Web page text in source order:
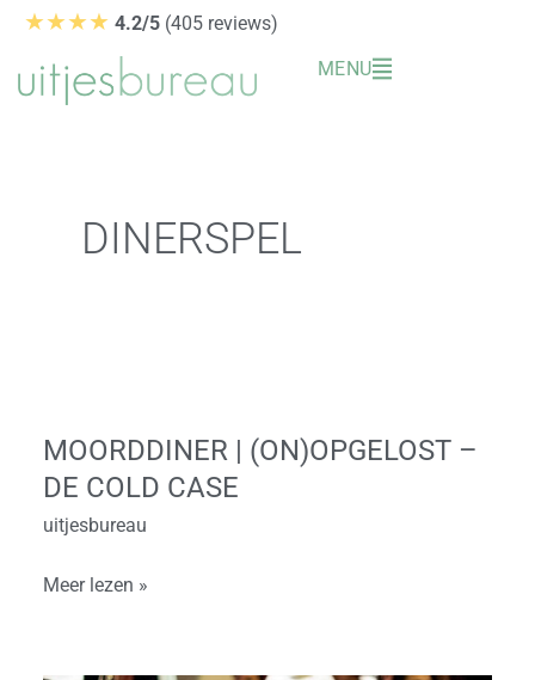
de
★★★★ 4.2/5 (405 reviews)
MENU
DINERSPEL
MOORDDINER | (ON)OPGELOST –
DE COLD CASE
uitjesbureau
(On)opgelost
–
De
Case
Meer lezen »